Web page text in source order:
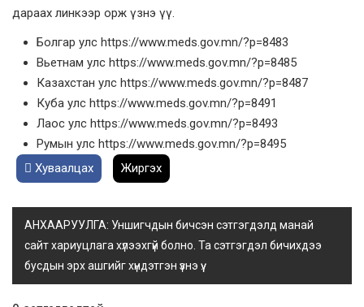
дараах линкээр орж үзнэ үү.
Болгар улс https://www.meds.gov.mn/?p=8483
Вьетнам улс https://www.meds.gov.mn/?p=8485
Казахстан улс https://www.meds.gov.mn/?p=8487
Куба улс https://www.meds.gov.mn/?p=8491
Лаос улс https://www.meds.gov.mn/?p=8493
Румын улс https://www.meds.gov.mn/?p=8495
Хуваалцах
Жиргэх
АНХААРУУЛГА: Уншигчдын бичсэн сэтгэгдэлд манай
сайт хариуцлага хүлээхгүй болно. Та сэтгэгдэл бичихдээ
бусдын эрх ашгийг хүндэтгэн үзнэ үү.